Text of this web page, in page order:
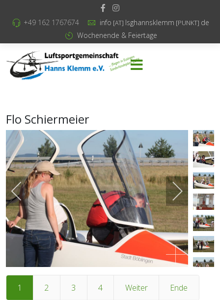
+49 162 1767674 info [AT] lsghannsklemm [PUNKT] de
Wochenende & Feiertage
Flo Schiermeier
1 2 3 4 Weiter Ende